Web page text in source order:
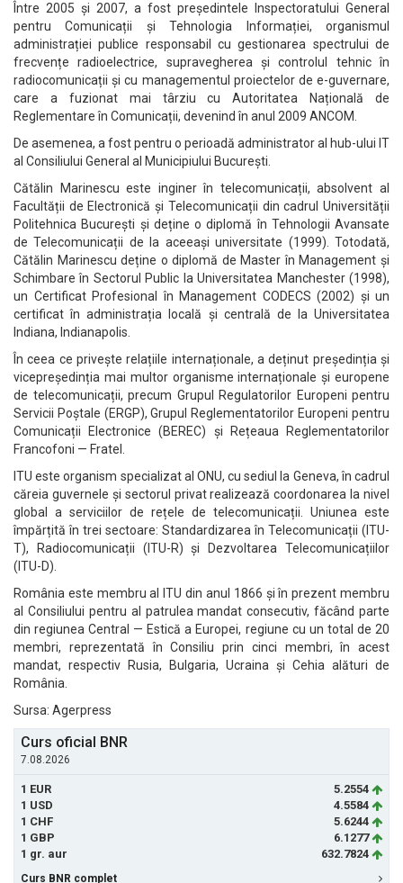
Între 2005 și 2007, a fost președintele Inspectoratului General
pentru Comunicații și Tehnologia Informației, organismul
administrației publice responsabil cu gestionarea spectrului de
frecvențe radioelectrice, supravegherea și controlul tehnic în
radiocomunicații și cu managementul proiectelor de e-guvernare,
care a fuzionat mai târziu cu Autoritatea Națională de
Reglementare în Comunicații, devenind în anul 2009 ANCOM.
De asemenea, a fost pentru o perioadă administrator al hub-ului IT
al Consiliului General al Municipiului București.
Cătălin Marinescu este inginer în telecomunicații, absolvent al
Facultății de Electronică și Telecomunicații din cadrul Universității
Politehnica București și deține o diplomă în Tehnologii Avansate
de Telecomunicații de la aceeași universitate (1999). Totodată,
Cătălin Marinescu deține o diplomă de Master în Management și
Schimbare în Sectorul Public la Universitatea Manchester (1998),
un Certificat Profesional în Management CODECS (2002) și un
certificat în administrația locală și centrală de la Universitatea
Indiana, Indianapolis.
În ceea ce privește relațiile internaționale, a deținut președinția și
vicepreședinția mai multor organisme internaționale și europene
de telecomunicații, precum Grupul Regulatorilor Europeni pentru
Servicii Poștale (ERGP), Grupul Reglementatorilor Europeni pentru
Comunicații Electronice (BEREC) și Rețeaua Reglementatorilor
Francofoni — Fratel.
ITU este organism specializat al ONU, cu sediul la Geneva, în cadrul
căreia guvernele și sectorul privat realizează coordonarea la nivel
global a serviciilor de rețele de telecomunicații. Uniunea este
împărțită în trei sectoare: Standardizarea în Telecomunicații (ITU-
T), Radiocomunicații (ITU-R) și Dezvoltarea Telecomunicațiilor
(ITU-D).
România este membru al ITU din anul 1866 și în prezent membru
al Consiliului pentru al patrulea mandat consecutiv, făcând parte
din regiunea Central — Estică a Europei, regiune cu un total de 20
membri, reprezentată în Consiliu prin cinci membri, în acest
mandat, respectiv Rusia, Bulgaria, Ucraina și Cehia alături de
România.
Sursa: Agerpress
Curs oficial BNR
7.08.2026
1 EUR
5.2554
1 USD
4.5584
1 CHF
5.6244
1 GBP
6.1277
1 gr. aur
632.7824
Curs BNR complet